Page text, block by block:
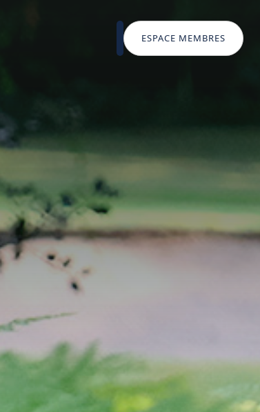
ESPACE MEMBRES